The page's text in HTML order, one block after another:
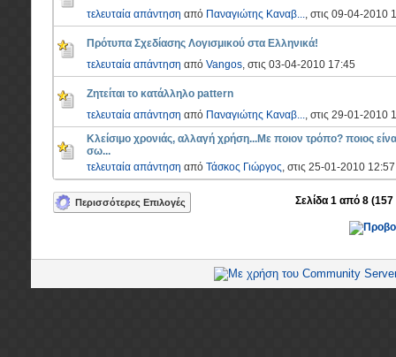
τελευταία απάντηση από Παναγιώτης Καναβ..., στις 09-04-2010
Πρότυπα Σχεδίασης Λογισμικού στα Ελληνικά!
τελευταία απάντηση από Vangos, στις 03-04-2010 17:45
Ζητείται το κατάλληλο pattern
τελευταία απάντηση από Παναγιώτης Καναβ..., στις 29-01-2010
Κλείσιμο χρονιάς, αλλαγή χρήση...Με ποιον τρόπο? ποιος
σω...
τελευταία απάντηση από Τάσκος Γιώργος, στις 25-01-2010 12:57
Περισσότερες Επιλογές Σελίδα 1 από 8